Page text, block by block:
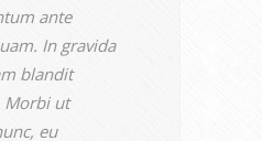
ante
In gravida
blandit
Morbi ut
eu